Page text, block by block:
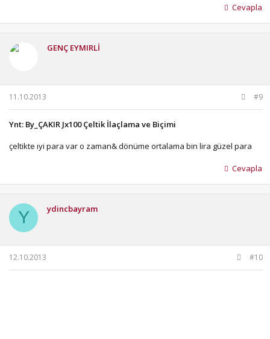
Cevapla
GENÇ EYMIRLİ
11.10.2013 #9
Ynt: By_ÇAKIR Jx100 Çeltik İlaçlama ve Biçimi
çeltikte ıyi para var o zaman& dönüme ortalama bin lira güzel para
Cevapla
Y ydincbayram
12.10.2013 #10